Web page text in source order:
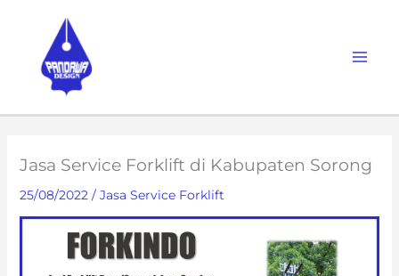
content
Jasa Service Forklift di Kabupaten Sorong
25/08/2022 / Jasa Service Forklift